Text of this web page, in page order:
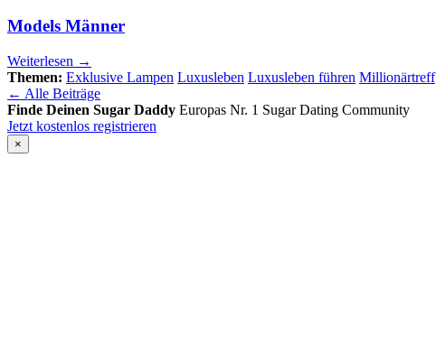
Models Männer
Weiterlesen →
Themen: Exklusive Lampen Luxusleben Luxusleben führen Millionärtreff
← Alle Beiträge
Finde Deinen Sugar Daddy Europas Nr. 1 Sugar Dating Community
Jetzt kostenlos registrieren
×